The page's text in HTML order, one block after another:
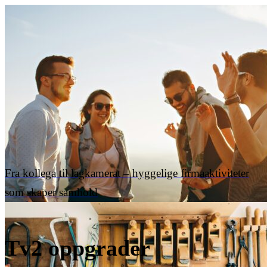
Fra kollega til lagkamerat – hyggelige firmaaktiviteter
som skaper samhold
Tv2 oppgrader